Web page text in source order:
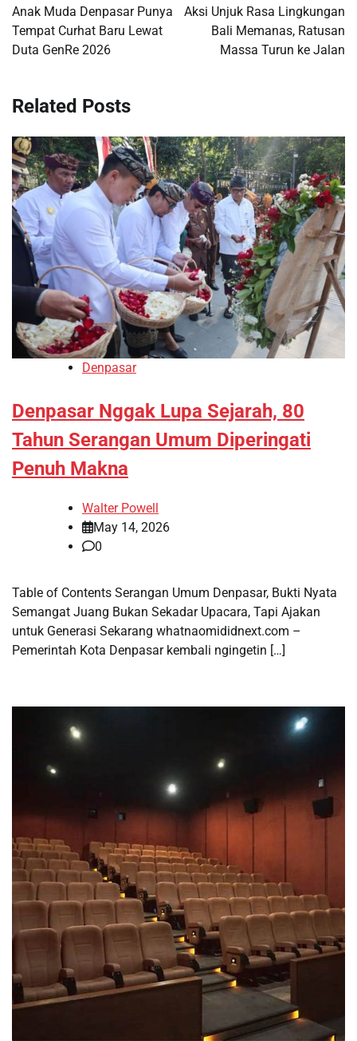
navigation
Anak Muda Denpasar Punya
Tempat Curhat Baru Lewat
Duta GenRe 2026
Aksi Unjuk Rasa Lingkungan
Bali Memanas, Ratusan
Massa Turun ke Jalan
Related Posts
Denpasar
Denpasar Nggak Lupa Sejarah, 80
Tahun Serangan Umum Diperingati
Penuh Makna
Walter Powell
May 14, 2026
0
Table of Contents Serangan Umum Denpasar, Bukti Nyata
Semangat Juang Bukan Sekadar Upacara, Tapi Ajakan
untuk Generasi Sekarang whatnaomididnext.com –
Pemerintah Kota Denpasar kembali ngingetin […]